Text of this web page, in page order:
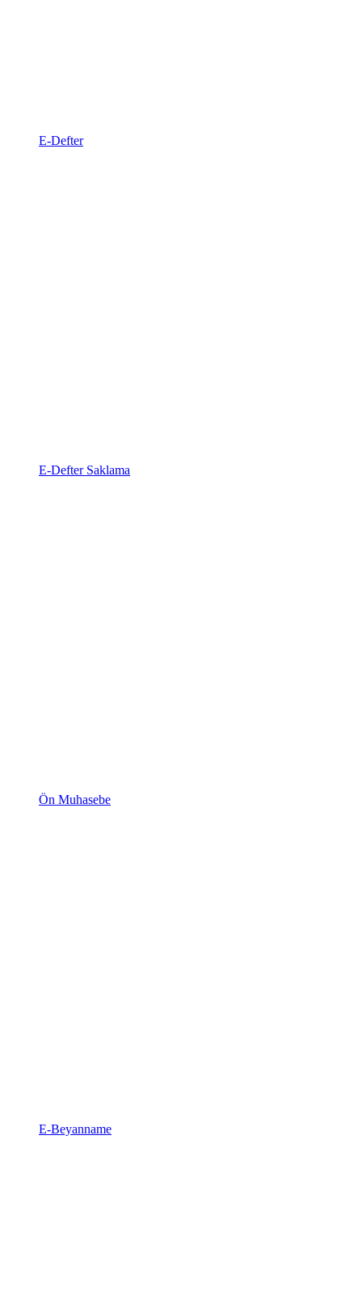
E-Defter
E-Defter Saklama
Ön Muhasebe
E-Beyanname